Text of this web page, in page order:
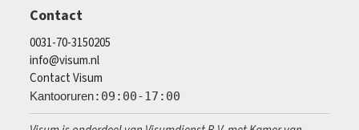
Contact
0031-70-3150205
info@visum.nl
Contact Visum
Kantooruren:09:00-17:00